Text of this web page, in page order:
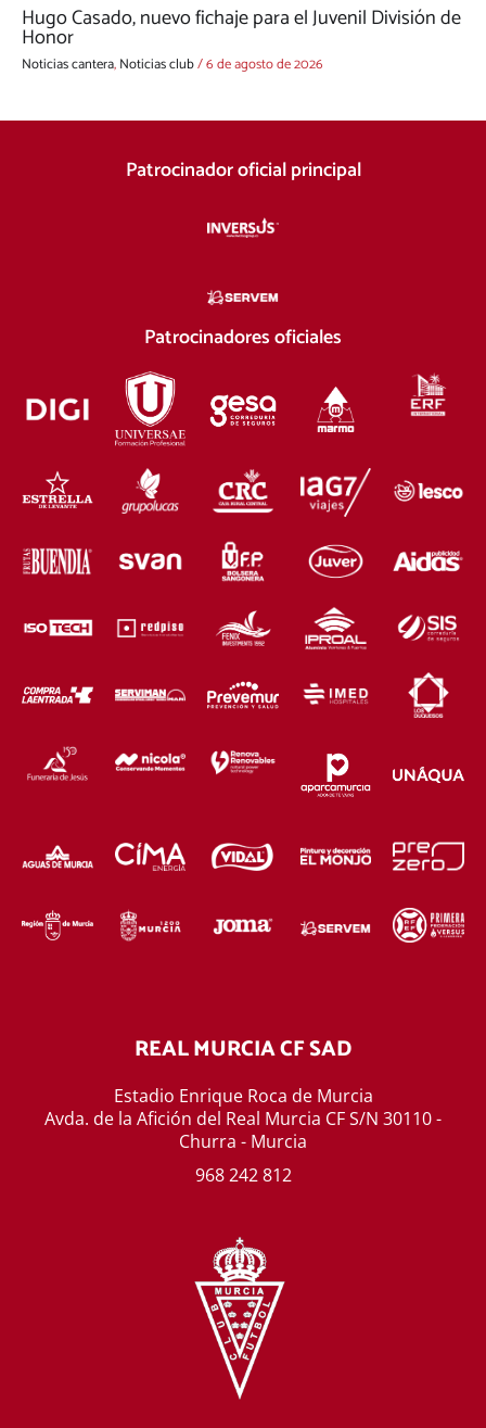
Hugo Casado, nuevo fichaje para el Juvenil División de
Honor
Noticias cantera,Noticias club/6 de agosto de 2026
Patrocinador oficial principal
Patrocinadores oficiales
REAL MURCIA CF SAD
Estadio Enrique Roca de Murcia
Avda. de la Afición del Real Murcia CF S/N 30110 -
Churra - Murcia
968 242 812